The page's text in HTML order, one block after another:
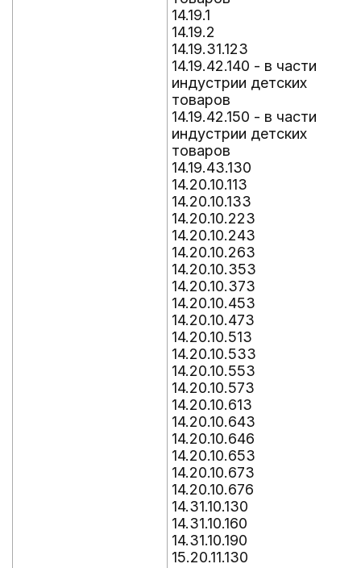
14.19.1
14.19.2
14.19.31.123
14.19.42.140 - в части
индустрии детских
товаров
14.19.42.150 - в части
индустрии детских
товаров
14.19.43.130
14.20.10.113
14.20.10.133
14.20.10.223
14.20.10.243
14.20.10.263
14.20.10.353
14.20.10.373
14.20.10.453
14.20.10.473
14.20.10.513
14.20.10.533
14.20.10.553
14.20.10.573
14.20.10.613
14.20.10.643
14.20.10.646
14.20.10.653
14.20.10.673
14.20.10.676
14.31.10.130
14.31.10.160
14.31.10.190
15.20.11.130